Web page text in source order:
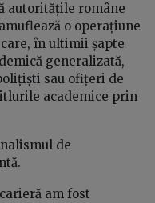
autoritățile române
o operațiune
în ultimii șapte
generalizată,
sau ofițeri de
academice prin
de
am fost